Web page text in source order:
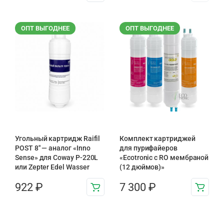
ОПТ ВЫГОДНЕЕ
Угольный картридж Raifil
POST 8″ — аналог «Inno
Sense» для Coway P-220L
или Zepter Edel Wasser
922 ₽
ОПТ ВЫГОДНЕЕ
Комплект картриджей
для пурифайеров
«Ecotronic с RO мембраной
(12 дюймов)»
7 300 ₽